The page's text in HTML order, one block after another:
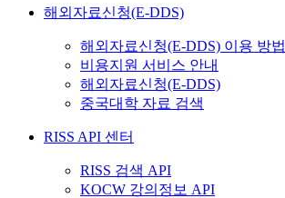
해외자료신청(E-DDS)
해외자료신청(E-DDS) 이용 방법
비용지원 서비스 안내
해외자료신청(E-DDS)
중국대학 자료 검색
RISS API 센터
RISS 검색 API
KOCW 강의정보 API